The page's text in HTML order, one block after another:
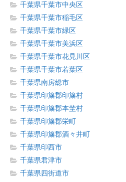
千葉県千葉市中央区
千葉県千葉市稲毛区
千葉県千葉市緑区
千葉県千葉市美浜区
千葉県千葉市花見川区
千葉県千葉市若葉区
千葉県南房総市
千葉県印旛郡印旛村
千葉県印旛郡本埜村
千葉県印旛郡栄町
千葉県印旛郡酒々井町
千葉県印西市
千葉県君津市
千葉県四街道市